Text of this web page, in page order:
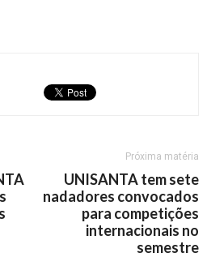
Próxima matéria
UNISANTA tem sete
nadadores convocados
para competições
internacionais no
semestre